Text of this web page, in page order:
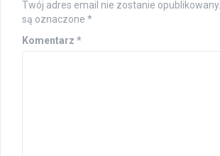
Twój adres email nie zostanie opublikowany.
są oznaczone *
Komentarz *